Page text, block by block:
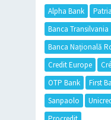
Alpha Bank
Banca Transilvania
Banca Națională
Credit Europe
OTP Bank
First
Sanpaolo